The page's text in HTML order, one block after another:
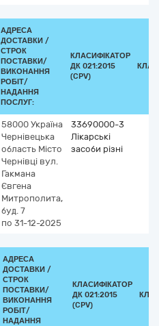
АДРЕСА
ДОСТАВКИ /
СТРОК
ПОСТАВКИ/
ВИКОНАННЯ
РОБІТ/
НАДАННЯ
ПОСЛУГ:
КЛАСИФІКАТОР
ДК 021:2015
(CPV)
58000 Україна
Чернівецька
область Місто
Чернівці вул.
Гакмана
Євгена
Митрополита,
буд. 7
по 31-12-2025
33690000-3
Лікарські
засоби різні
АДРЕСА
ДОСТАВКИ /
СТРОК
ПОСТАВКИ/
ВИКОНАННЯ
РОБІТ/
НАДАННЯ
КЛАСИФІКАТОР
ДК 021:2015
(CPV)